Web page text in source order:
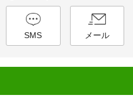
SMS メール